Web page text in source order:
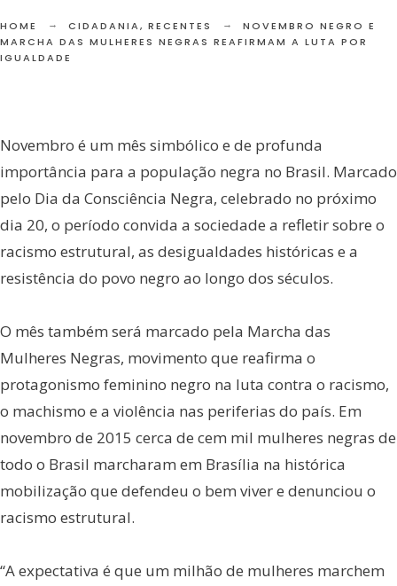
HOME CIDADANIA, RECENTES
NOVEMBRO NEGRO E
MARCHA DAS MULHERES NEGRAS REAFIRMAM A LUTA POR
IGUALDADE
Novembro é um mês simbólico e de profunda
importância para a população negra no Brasil. Marcado
pelo Dia da Consciência Negra, celebrado no próximo
dia 20, o período convida a sociedade a refletir sobre o
racismo estrutural, as desigualdades históricas e a
resistência do povo negro ao longo dos séculos.
O mês também será marcado pela Marcha das
Mulheres Negras, movimento que reafirma o
protagonismo feminino negro na luta contra o racismo,
o machismo e a violência nas periferias do país. Em
novembro de 2015 cerca de cem mil mulheres negras de
todo o Brasil marcharam em Brasília na histórica
mobilização que defendeu o bem viver e denunciou o
racismo estrutural.
“A expectativa é que um milhão de mulheres marchem